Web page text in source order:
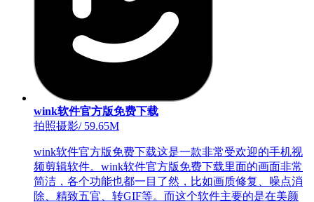
wink软件官方版免费下载
拍照摄影/59.65M
wink软件官方版免费下载这是一款非常受欢迎的手机视
频剪辑软件。wink软件官方版免费下载里面的画面非常
简洁，各个功能也都一目了然，比如画质修复、噪点消
除、精致五官、转GIF等。而这个软件主要的是在美颜